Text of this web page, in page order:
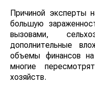
Причиной эксперты
большую
вызовами,
дополнительные
объемы финансов
многие
хозяйств.